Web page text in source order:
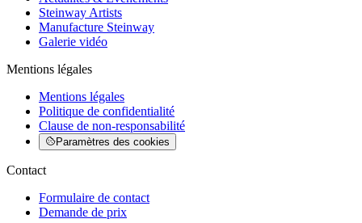
Steinway Artists
Manufacture Steinway
Galerie vidéo
Mentions légales
Mentions légales
Politique de confidentialité
Clause de non-responsabilité
Paramètres des cookies
Contact
Formulaire de contact
Demande de prix